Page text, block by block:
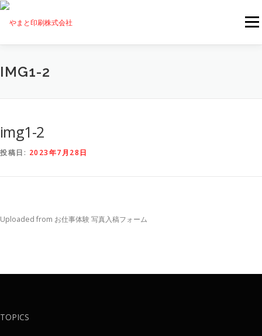
コンテンツへスキップ
メニ
TOPICS
IMG1-2
img1-2
投稿日: 2023年7月28日
Uploaded from お仕事体験 写真入稿フォーム
TOPICS